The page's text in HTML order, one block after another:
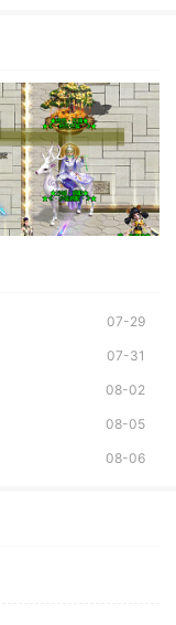
07-29
07-31
08-02
08-05
08-06